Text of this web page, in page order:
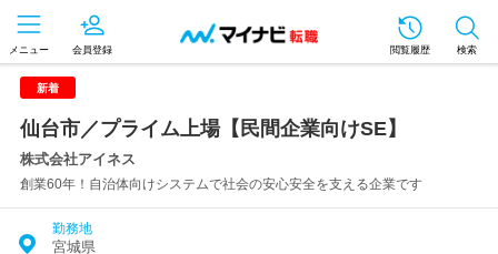
メニュー 会員登録 閲覧履歴 検索
新着
仙台市／プライム上場【民間企業向けSE】
株式会社アイネス
創業60年！自治体向けシステムで社会の安心安全を支える企業です
勤務地
宮城県